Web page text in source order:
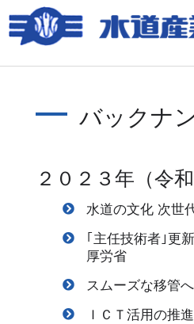
バックナ
２０２３年（令
水道の文化 次世
｢主任技術者｣更
厚労省
スムーズな移管
ＩＣＴ活用の推